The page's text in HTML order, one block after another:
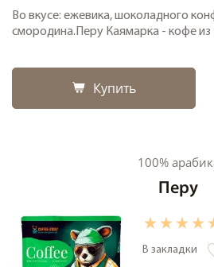
Во вкусе: ежевика, шоколадного
смородина.Перу Каямарка - кофе из
Купить
100%
Перу
В закладки